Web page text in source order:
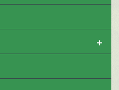
+